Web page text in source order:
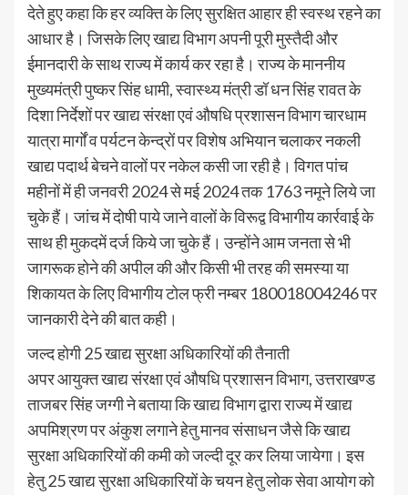
देते हुए कहा कि हर व्यक्ति के लिए सुरक्षित आहार ही स्वस्थ रहने का
आधार है। जिसके लिए खाद्य विभाग अपनी पूरी मुस्तैदी और
ईमानदारी के साथ राज्य में कार्य कर रहा है। राज्य के माननीय
मुख्यमंत्री पुष्कर सिंह धामी, स्वास्थ्य मंत्री डॉ धन सिंह रावत के
दिशा निर्देशों पर खाद्य संरक्षा एवं औषधि प्रशासन विभाग चारधाम
यात्रा मार्गों व पर्यटन केन्द्रों पर विशेष अभियान चलाकर नकली
खाद्य पदार्थ बेचने वालों पर नकेल कसी जा रही है। विगत पांच
महीनों में ही जनवरी 2024 से मई 2024 तक 1763 नमूने लिये जा
चुके हैं। जांच में दोषी पाये जाने वालों के विरूद्व विभागीय कार्रवाई के
साथ ही मुकदमें दर्ज किये जा चुके हैं। उन्होंने आम जनता से भी
जागरूक होने की अपील की और किसी भी तरह की समस्या या
शिकायत के लिए विभागीय टोल फ्री नम्बर 180018004246 पर
जानकारी देने की बात कही।
जल्द होगी 25 खाद्य सुरक्षा अधिकारियों की तैनाती
अपर आयुक्त खाद्य संरक्षा एवं औषधि प्रशासन विभाग, उत्तराखण्ड
ताजबर सिंह जग्गी ने बताया कि खाद्य विभाग द्वारा राज्य में खाद्य
अपमिश्रण पर अंकुश लगाने हेतु मानव संसाधन जैसे कि खाद्य
सुरक्षा अधिकारियों की कमी को जल्दी दूर कर लिया जायेगा। इस
हेतु 25 खाद्य सुरक्षा अधिकारियों के चयन हेतु लोक सेवा आयोग को